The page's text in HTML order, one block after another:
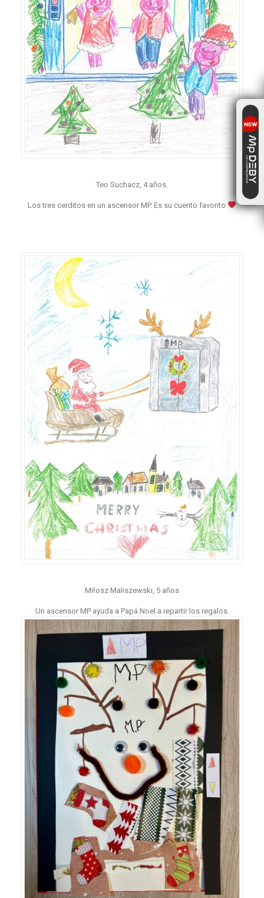
Teo Suchacz, 4 años.
Los tres cerditos en un ascensor MP. Es su cuento favorito
Miłosz Maliszewski, 5 años
Un ascensor MP ayuda a Papá Noel a repartir los regalos.